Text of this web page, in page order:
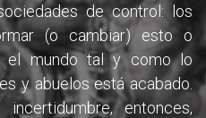
de control: los
(o cambiar) esto o
el mundo tal y como lo
y abuelos está acabado.
entonces,